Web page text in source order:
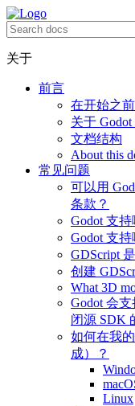
关于
前言
在开始之前
关于
文档结构
About this
常见问题
可以用
条款？
Godot 支
Godot 支
GDScript
创建
What 3D
Godot 会
闭源 SDK
如何在我
成）？
Linux